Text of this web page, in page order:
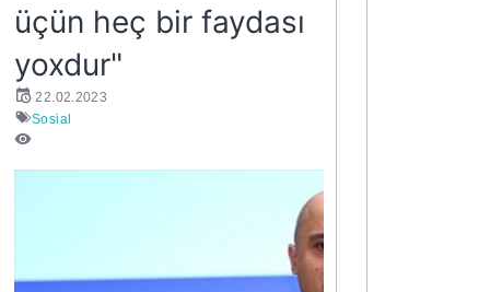
üçün heç bir faydası
yoxdur"
22.02.2023
Sosial